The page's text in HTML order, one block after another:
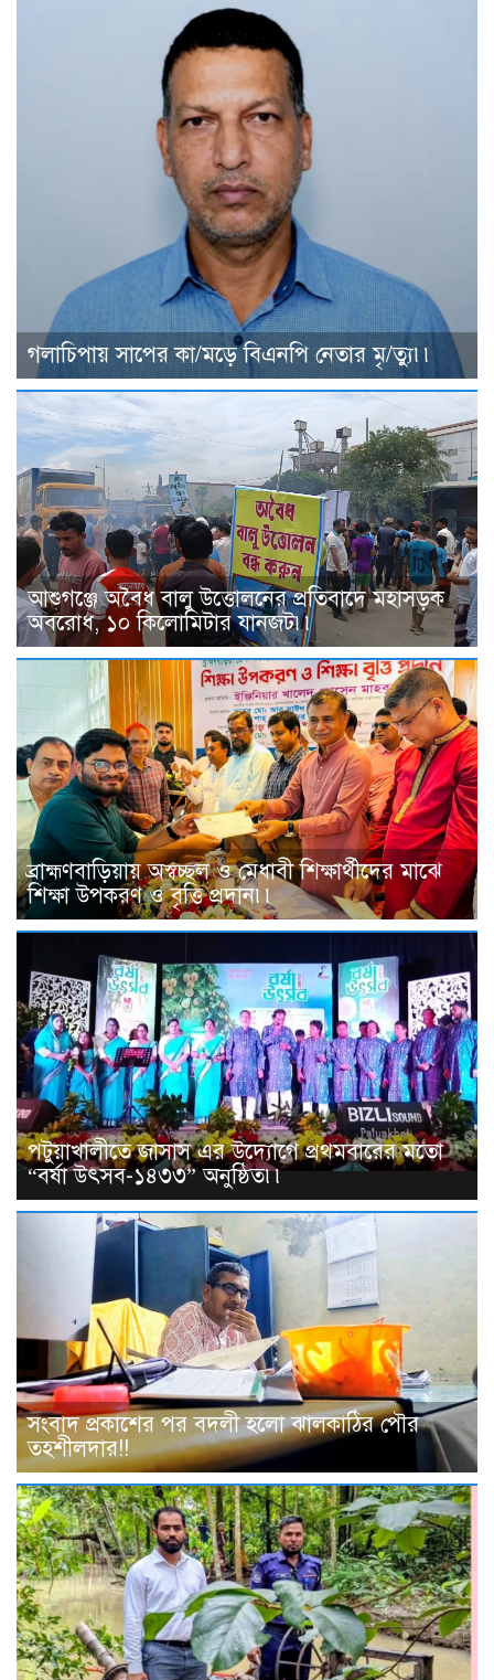
গলাচিপায় সাপের কা/মড়ে বিএনপি নেতার মৃ/ত্যু৷৷
আশুগঞ্জে অবৈধ বালু উত্তোলনের প্রতিবাদে মহাসড়ক
অবরোধ, ১০ কিলোমিটার যানজট৷৷
ব্রাহ্মণবাড়িয়ায় অস্বচ্ছল ও মেধাবী শিক্ষার্থীদের মাঝে
শিক্ষা উপকরণ ও বৃত্তি প্রদান৷৷
পটুয়াখালীতে জাসাস এর উদ্যোগে প্রথমবারের মতো
“বর্ষা উৎসব-১৪৩৩” অনুষ্ঠিত৷৷
সংবাদ প্রকাশের পর বদলী হলো ঝালকাঠির পৌর
তহশীলদার!!